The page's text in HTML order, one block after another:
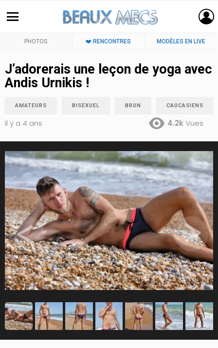
PHOTOS ❤️ RENCONTRES MODÈLES EN LIVE
J’adorerais une leçon de yoga avec
Andis Urnikis !
AMATEURS BISEXUEL BRUN CAUCASIENS
il y a 4 ans 4.2kVues